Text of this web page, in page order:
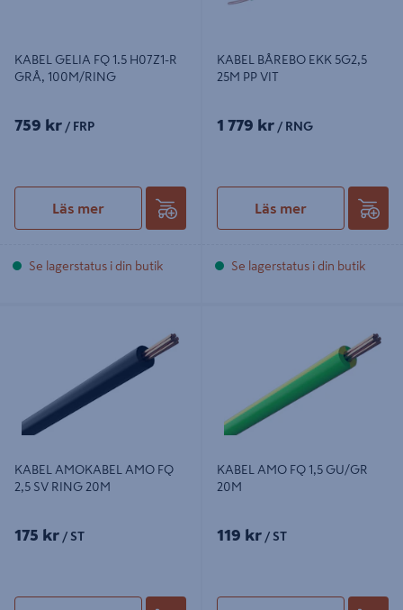
KABEL GELIA FQ 1.5 H07Z1-R
GRÅ, 100M/RING
759 kr / FRP
Läs mer
Se lagerstatus i din butik
KABEL BÅREBO EKK 5G2,5
25M PP VIT
1 779 kr / RNG
Läs mer
Se lagerstatus i din butik
KABEL AMOKABEL AMO FQ
2,5 SV RING 20M
175 kr / ST
KABEL AMO FQ 1,5 GU/GR
20M
119 kr / ST